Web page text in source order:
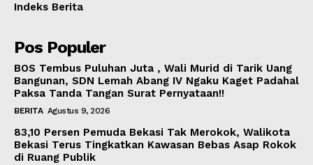
Indeks Berita
Pos Populer
BOS Tembus Puluhan Juta , Wali Murid di Tarik Uang
Bangunan, SDN Lemah Abang IV Ngaku Kaget Padahal
Paksa Tanda Tangan Surat Pernyataan!!
BERITA Agustus 9, 2026
83,10 Persen Pemuda Bekasi Tak Merokok, Walikota
Bekasi Terus Tingkatkan Kawasan Bebas Asap Rokok
di Ruang Publik